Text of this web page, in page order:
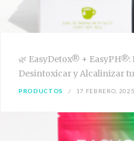
🌿 EasyDetox® +
Desintoxicar y Alcalinizar tu
PRODUCTOS 17 FEBRERO, 2025